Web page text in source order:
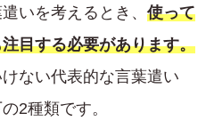
いを考えるとき、 使って
目する必要があります。
ない代表的な言葉遣い
2種類です。